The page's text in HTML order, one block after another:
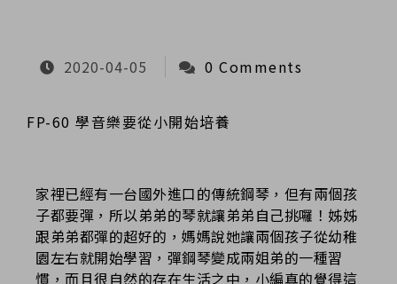
2020-04-05 0 Comments
FP-60 學音樂要從小開始培養
家裡已經有一台國外進口的傳統鋼琴，但有兩個孩
子都要彈 ，所以弟弟的琴就讓弟弟自己挑囉！姊姊
跟弟弟都彈的超好的，媽媽說她讓兩個孩子從幼稚
園左右就開始學習，彈鋼琴變成兩姐弟的一種習
慣，而且很自然的存在生活之中，小編真的覺得這